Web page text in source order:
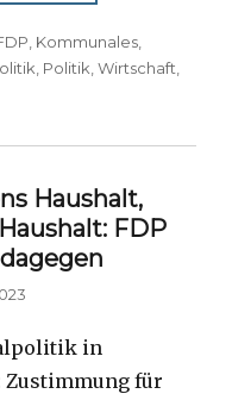
Kommunales
Politik ,Wirtschaft
Haushalt,
FDP
in
Zustimmung für